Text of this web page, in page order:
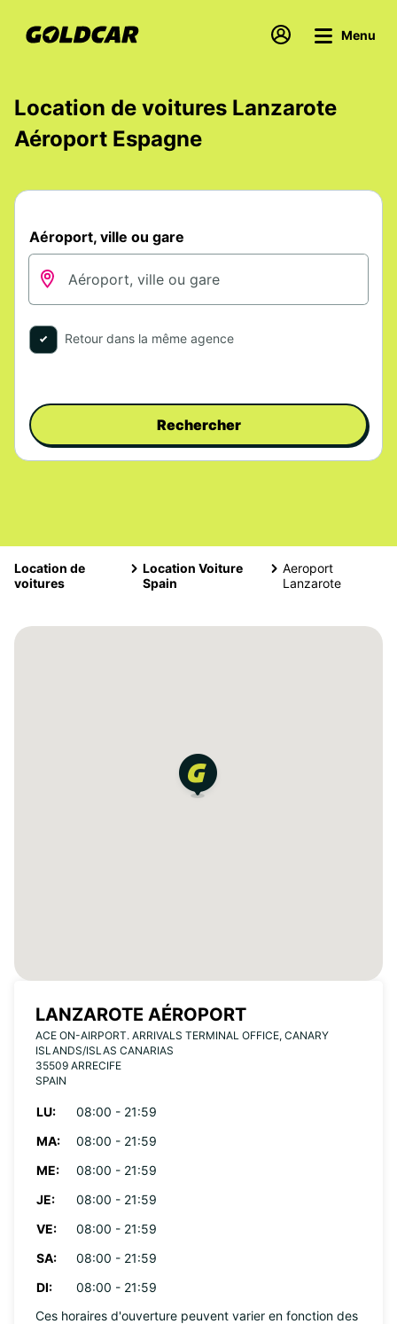
Menu
Location de voitures Lanzarote
Aéroport Espagne
Aéroport, ville ou gare
Retour dans la même agence
Rechercher
Location de
voitures
Location Voiture
Spain
Aeroport
Lanzarote
LANZAROTE AÉROPORT
ACE ON-AIRPORT. ARRIVALS TERMINAL OFFICE, CANARY
ISLANDS/ISLAS CANARIAS
35509 ARRECIFE
SPAIN
LU:
08:00 - 21:59
MA:
08:00 - 21:59
ME:
08:00 - 21:59
JE:
08:00 - 21:59
VE:
08:00 - 21:59
SA:
08:00 - 21:59
DI:
08:00 - 21:59
Ces horaires d'ouverture peuvent varier en fonction des